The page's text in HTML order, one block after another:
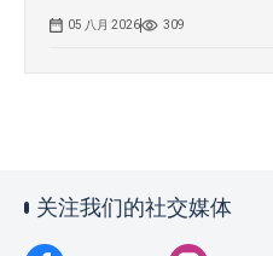
05 八月 2026 309
关注我们的社交媒体